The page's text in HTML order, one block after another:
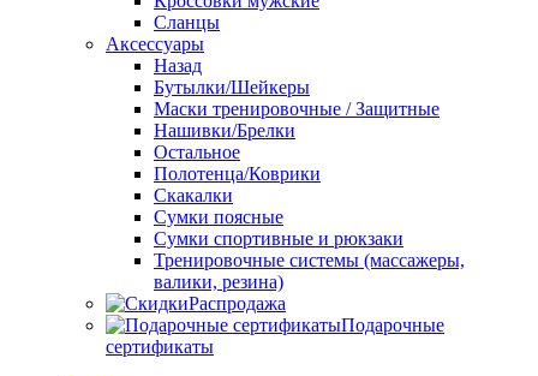
Сланцы
Аксессуары
Назад
Бутылки/Шейкеры
Маски тренировочные / Защитные
Нашивки/Брелки
Остальное
Полотенца/Коврики
Скакалки
Сумки поясные
Сумки спортивные и рюкзаки
Тренировочные системы (массажеры,
валики, резина)
Распродажа
Подарочные
сертификаты